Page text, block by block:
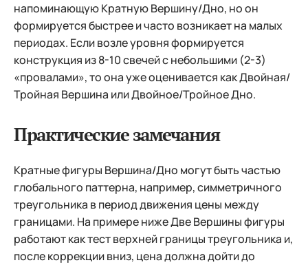
напоминающую Кратную Вершину/Дно, но он
формируется быстрее и часто возникает на малых
периодах. Если возле уровня формируется
конструкция из 8-10 свечей с небольшими (2-3)
«провалами», то она уже оценивается как Двойная/
Тройная Вершина или Двойное/Тройное Дно.
Практические замечания
Кратные фигуры Вершина/Дно могут быть частью
глобального паттерна, например, симметричного
треугольника в период движения цены между
границами. На примере ниже Две Вершины фигуры
работают как тест верхней границы треугольника и,
после коррекции вниз, цена должна дойти до